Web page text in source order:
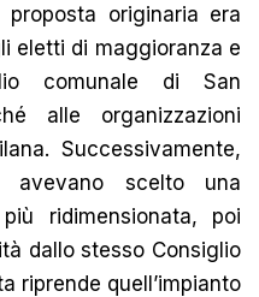
originaria era
eletti di maggioranza e
comunale di San
alle organizzazioni
Successivamente,
scelto una
ridimensionata, poi
dallo stesso Consiglio
riprende quell’impianto